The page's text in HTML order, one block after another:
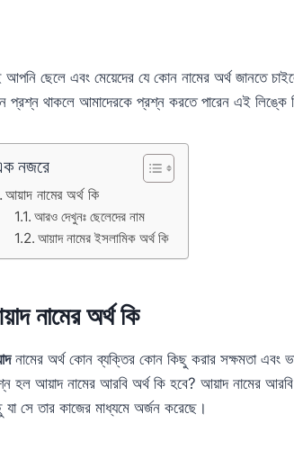
আপনি ছেলে এবং মেয়েদের যে কোন নামের অর্থ জানতে
প্রশ্ন থাকলে আমাদেরকে প্রশ্ন করতে পারেন এই লিঙ্কে
নজরে
আয়াদ নামের অর্থ কি
আরও দেখুনঃ ছেলেদের নাম
আয়াদ নামের ইসলামিক অর্থ কি
নামের অর্থ কি
নামের অর্থ কোন ব্যক্তির কোন কিছু করার সক্ষমতা এবং
হল আয়াদ নামের আরবি অর্থ কি হবে? আয়াদ নামের
যা সে তার কাজের মাধ্যমে অর্জন করেছে।